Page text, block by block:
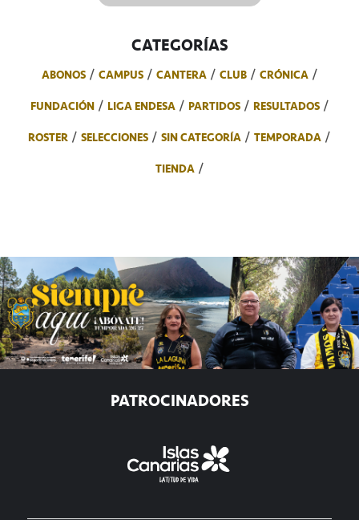
CATEGORÍAS
ABONOS CAMPUS CANTERA CLUB
CRÓNICA
FUNDACIÓN
LIGA ENDESA PARTIDOS
RESULTADOS
ROSTER
SELECCIONES SIN CATEGORÍA
TEMPORADA
TIENDA
PATROCINADORES